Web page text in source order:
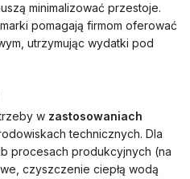
minimalizować przestoje.
pomagają firmom oferować
utrzymując wydatki pod
w zastosowaniach
technicznych. Dla
procesach produkcyjnych (na
czyszczenie ciepłą wodą